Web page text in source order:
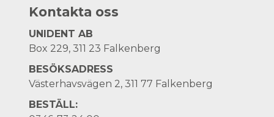
Kontakta oss
UNIDENT AB
Box 229, 311 23 Falkenberg
BESÖKSADRESS
Västerhavsvägen 2, 311 77 Falkenberg
BESTÄLL: